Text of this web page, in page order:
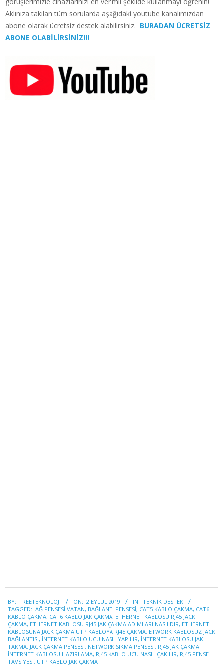
Aklınıza takılan tüm sorularda aşağıdaki youtube kanalımızdan
abone olarak ücretsiz destek alabilirsiniz. BURADAN ÜCRETSİZ
ABONE OLABİLİRSİNİZ!!!
09-
02
BY: FREETEKNOLOJI ON: 2 EYLÜL 2019 IN: TEKNİK DESTEK
TAGGED: AĞ PENSESI VATAN, BAĞLANTI PENSESI, CAT5 KABLO ÇAKMA, CAT6
KABLO ÇAKMA, CAT6 KABLO JAK ÇAKMA, ETHERNET KABLOSU RJ45 JACK
ÇAKMA, ETHERNET KABLOSU RJ45 JAK ÇAKMA ADIMLARI NASILDIR, ETHERNET
KABLOSUNA JACK ÇAKMA UTP KABLOYA RJ45 ÇAKMA, ETWORK KABLOSUZ JACK
BAĞLANTISI, İNTERNET KABLO UCU NASIL YAPILIR, INTERNET KABLOSU JAK
TAKMA, JACK ÇAKMA PENSESI, NETWORK SIKMA PENSESI, RJ45 JAK ÇAKMA
İNTERNET KABLOSU HAZIRLAMA, RJ45 KABLO UCU NASIL ÇAKILIR, RJ45 PENSE
TAVSIYESI, UTP KABLO JAK ÇAKMA